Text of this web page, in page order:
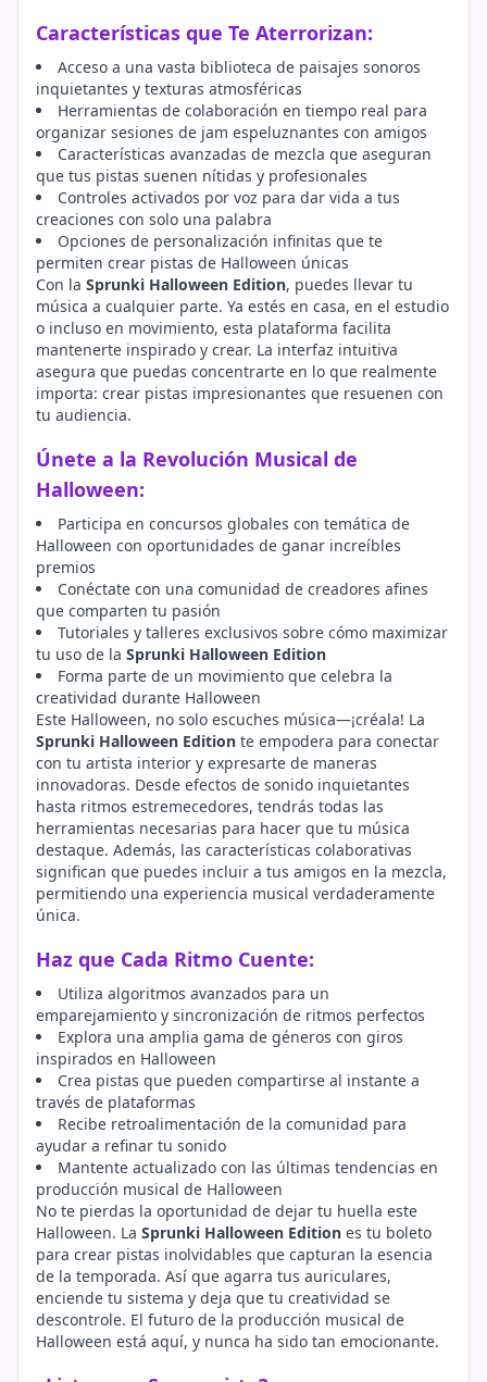
Características que Te Aterrorizan:
Acceso a una vasta biblioteca de paisajes sonoros
inquietantes y texturas atmosféricas
Herramientas de colaboración en tiempo real para
organizar sesiones de jam espeluznantes con amigos
Características avanzadas de mezcla que aseguran
que tus pistas suenen nítidas y profesionales
Controles activados por voz para dar vida a tus
creaciones con solo una palabra
Opciones de personalización infinitas que te
permiten crear pistas de Halloween únicas
Con la Sprunki Halloween Edition, puedes llevar tu
música a cualquier parte. Ya estés en casa, en el estudio
o incluso en movimiento, esta plataforma facilita
mantenerte inspirado y crear. La interfaz intuitiva
asegura que puedas concentrarte en lo que realmente
importa: crear pistas impresionantes que resuenen con
tu audiencia.
Únete a la Revolución Musical de
Halloween:
Participa en concursos globales con temática de
Halloween con oportunidades de ganar increíbles
premios
Conéctate con una comunidad de creadores afines
que comparten tu pasión
Tutoriales y talleres exclusivos sobre cómo maximizar
tu uso de la Sprunki Halloween Edition
Forma parte de un movimiento que celebra la
creatividad durante Halloween
Este Halloween, no solo escuches música—¡créala! La
Sprunki Halloween Edition te empodera para conectar
con tu artista interior y expresarte de maneras
innovadoras. Desde efectos de sonido inquietantes
hasta ritmos estremecedores, tendrás todas las
herramientas necesarias para hacer que tu música
destaque. Además, las características colaborativas
significan que puedes incluir a tus amigos en la mezcla,
permitiendo una experiencia musical verdaderamente
única.
Haz que Cada Ritmo Cuente:
Utiliza algoritmos avanzados para un
emparejamiento y sincronización de ritmos perfectos
Explora una amplia gama de géneros con giros
inspirados en Halloween
Crea pistas que pueden compartirse al instante a
través de plataformas
Recibe retroalimentación de la comunidad para
ayudar a refinar tu sonido
Mantente actualizado con las últimas tendencias en
producción musical de Halloween
No te pierdas la oportunidad de dejar tu huella este
Halloween. La Sprunki Halloween Edition es tu boleto
para crear pistas inolvidables que capturan la esencia
de la temporada. Así que agarra tus auriculares,
enciende tu sistema y deja que tu creatividad se
descontrole. El futuro de la producción musical de
Halloween está aquí, y nunca ha sido tan emocionante.